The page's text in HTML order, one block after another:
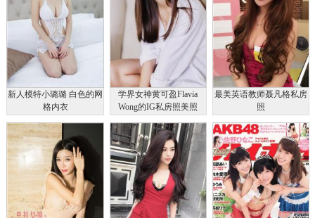
新人模特小璐璐 白色的网
格内衣
学界女神黄可盈Flavia
Wong的IG私房照美照
最美英语教师聂凡格私房
照